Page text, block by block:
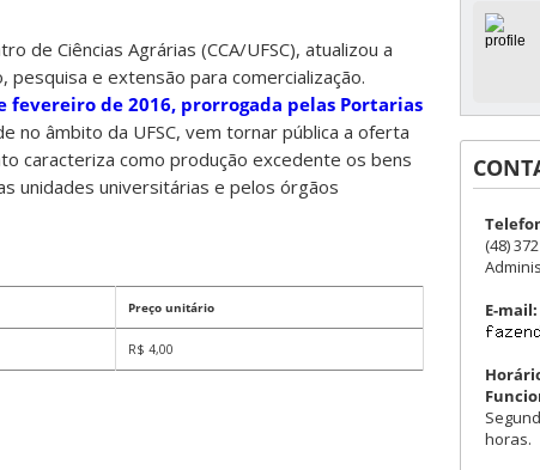
de Ciências Agrárias (CCA/UFSC), atualizou a
e extensão para comercialização.
fevereiro de 2016, prorrogada pelas Portarias
no âmbito da UFSC, vem tornar pública a oferta
caracteriza como produção excedente os bens
unidades universitárias e pelos órgãos
Preço unitário
R$ 4,00
(48)
E-mail:
horas.